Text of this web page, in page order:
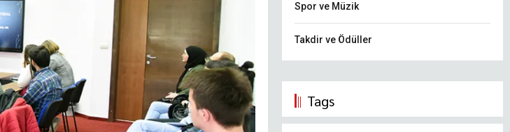
Spor ve Müzik
Takdir ve Ödüller
Tags